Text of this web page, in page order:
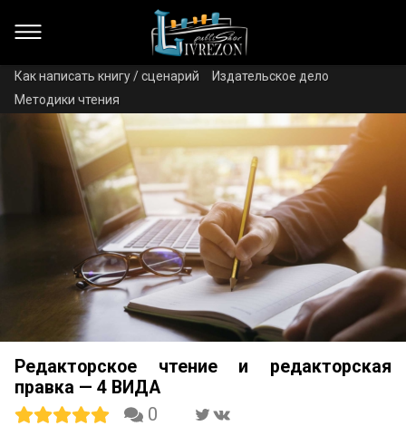
Как написать книгу / сценарий
Издательское дело
Методики чтения
Редакторское чтение и редакторская
правка — 4 ВИДА
0